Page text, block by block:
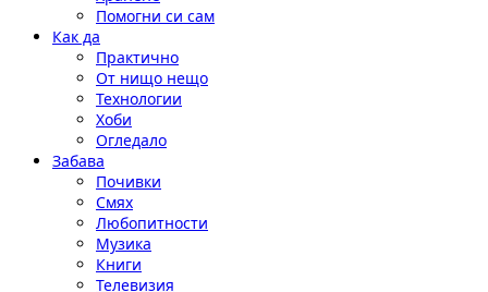
Помогни си сам
Как да
Практично
От нищо нещо
Технологии
Хоби
Огледало
Забава
Почивки
Смях
Любопитности
Музика
Книги
Телевизия